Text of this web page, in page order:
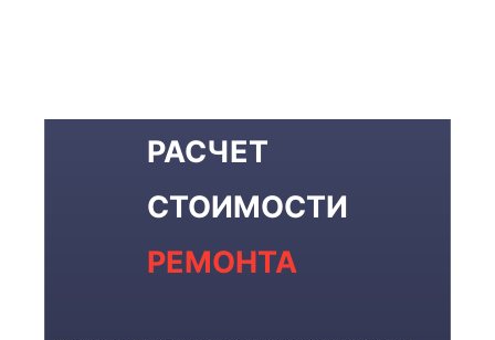
РАСЧЕТ
СТОИМОСТИ
РЕМОНТА